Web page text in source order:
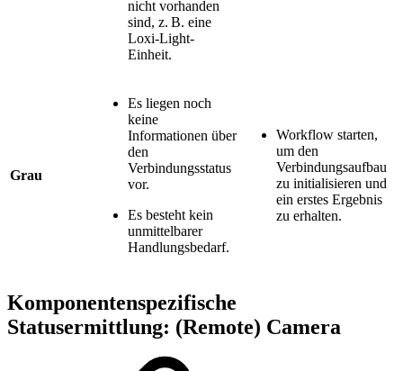
nicht vorhanden
sind, z. B. eine
Loxi-Light-
Einheit.
Grau
Es liegen noch
keine
Informationen über
den
Verbindungsstatus
vor.
Es besteht kein
unmittelbarer
Handlungsbedarf.
Workflow starten,
um den
Verbindungsaufbau
zu initialisieren und
ein erstes Ergebnis
zu erhalten.
Komponentenspezifische
Statusermittlung: (Remote) Camera